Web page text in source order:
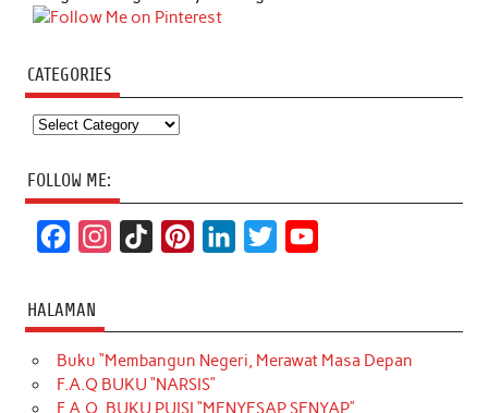
CATEGORIES
Categories
FOLLOW ME:
c
e
b
o
t
a
g
T
o
k
t
e
r
k
e
d
t
t
e
T
u
b
HALAMAN
Buku “Membangun Negeri, Merawat Masa Depan
F.A.Q BUKU “NARSIS”
F.A.Q. BUKU PUISI “MENYESAP SENYAP”